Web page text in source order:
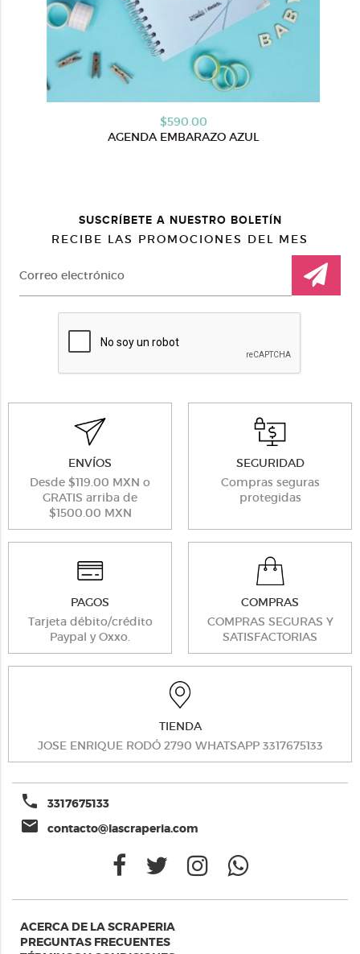
$590.00
AGENDA EMBARAZO AZUL
SUSCRÍBETE A NUESTRO BOLETÍN
RECIBE LAS PROMOCIONES DEL MES
ENVÍOS
Desde $119.00 MXN o
GRATIS arriba de
$1500.00 MXN
SEGURIDAD
Compras seguras
protegidas
PAGOS
Tarjeta débito/crédito
Paypal y Oxxo.
COMPRAS
COMPRAS SEGURAS Y
SATISFACTORIAS
TIENDA
JOSE ENRIQUE RODÓ 2790 WHATSAPP 3317675133
phone 3317675133
email contacto@lascraperia.com
ACERCA DE LA SCRAPERIA
PREGUNTAS FRECUENTES